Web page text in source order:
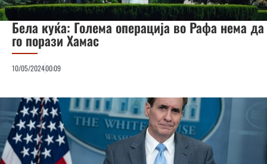
Бела куќа: Голема операција во Рафа нема да
го порази Хамас
10/05/202400:09